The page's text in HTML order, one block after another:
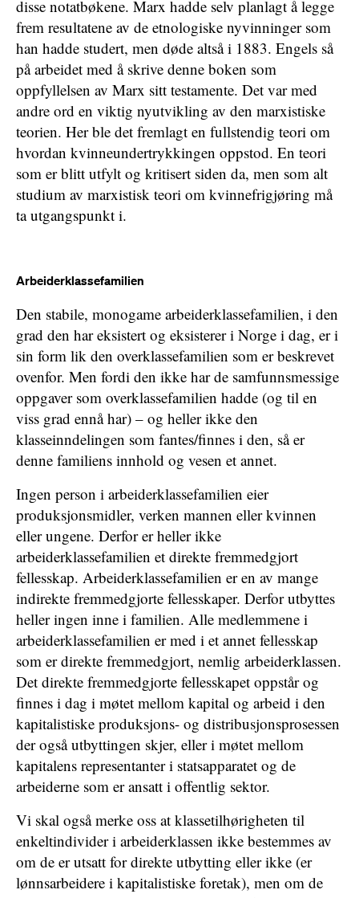
disse notatbøkene. Marx hadde selv planlagt å legge
frem resultatene av de etnologiske nyvinninger som
han hadde studert, men døde altså i 1883. Engels så
på arbeidet med å skrive denne boken som
oppfyllelsen av Marx sitt testamente. Det var med
andre ord en viktig nyutvikling av den marxistiske
teorien. Her ble det fremlagt en fullstendig teori om
hvordan kvinneundertrykkingen oppstod. En teori
som er blitt utfylt og kritisert siden da, men som alt
studium av marxistisk teori om kvinnefrigjøring må
ta utgangspunkt i.
Arbeiderklassefamilien
Den stabile, monogame arbeiderklassefamilien, i den
grad den har eksistert og eksisterer i Norge i dag, er i
sin form lik den overklassefamilien som er beskrevet
ovenfor. Men fordi den ikke har de samfunnsmessige
oppgaver som overklassefamilien hadde (og til en
viss grad ennå har) – og heller ikke den
klasseinndelingen som fantes/finnes i den, så er
denne familiens innhold og vesen et annet.
Ingen person i arbeiderklassefamilien eier
produksjonsmidler, verken mannen eller kvinnen
eller ungene. Derfor er heller ikke
arbeiderklassefamilien et direkte fremmedgjort
fellesskap. Arbeiderklassefamilien er en av mange
indirekte fremmedgjorte fellesskaper. Derfor utbyttes
heller ingen inne i familien. Alle medlemmene i
arbeiderklassefamilien er med i et annet fellesskap
som er direkte fremmedgjort, nemlig arbeiderklassen.
Det direkte fremmedgjorte fellesskapet oppstår og
finnes i dag i møtet mellom kapital og arbeid i den
kapitalistiske produksjons- og distribusjonsprosessen
der også utbyttingen skjer, eller i møtet mellom
kapitalens representanter i statsapparatet og de
arbeiderne som er ansatt i offentlig sektor.
Vi skal også merke oss at klassetilhørigheten til
enkeltindivider i arbeiderklassen ikke bestemmes av
om de er utsatt for direkte utbytting eller ikke (er
lønnsarbeidere i kapitalistiske foretak), men om de